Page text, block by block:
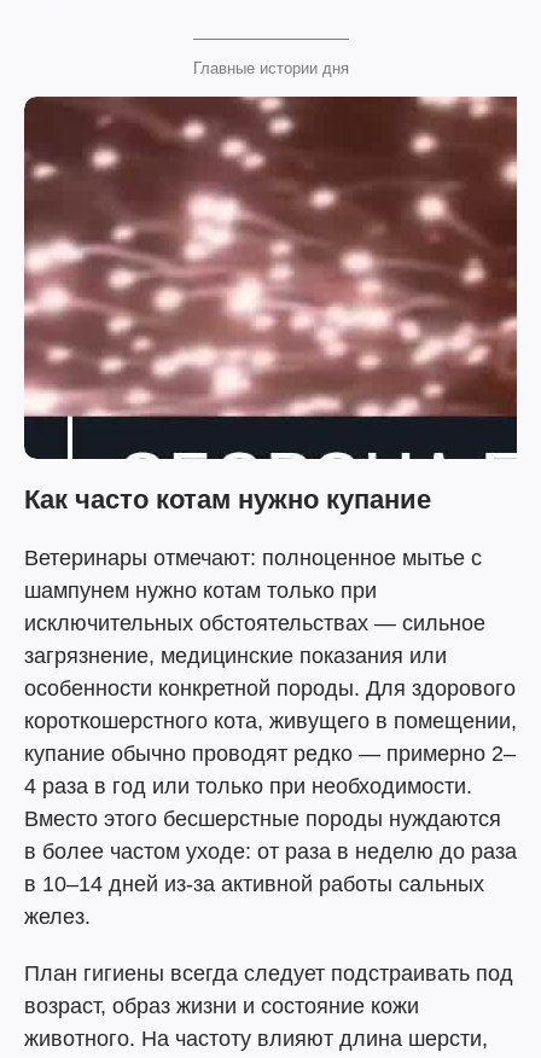
Главные истории дня
Как часто котам нужно купание
Ветеринары отмечают: полноценное мытье с
шампунем нужно котам только при
исключительных обстоятельствах — сильное
загрязнение, медицинские показания или
особенности конкретной породы. Для здорового
короткошерстного кота, живущего в помещении,
купание обычно проводят редко — примерно 2–
4 раза в год или только при необходимости.
Вместо этого бесшерстные породы нуждаются
в более частом уходе: от раза в неделю до раза
в 10–14 дней из-за активной работы сальных
желез.
План гигиены всегда следует подстраивать под
возраст, образ жизни и состояние кожи
животного. На частоту влияют длина шерсти,